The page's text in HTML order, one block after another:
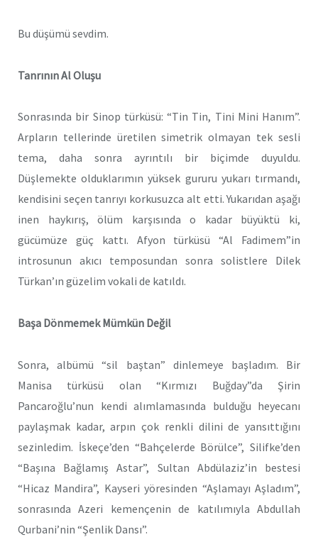
Bu düşümü sevdim.
Tanrının Al Oluşu
Sonrasında bir Sinop türküsü: “Tin Tin, Tini Mini Hanım”.
Arpların tellerinde üretilen simetrik olmayan tek sesli
tema, daha sonra ayrıntılı bir biçimde duyuldu.
Düşlemekte olduklarımın yüksek gururu yukarı tırmandı,
kendisini seçen tanrıyı korkusuzca alt etti. Yukarıdan aşağı
inen haykırış, ölüm karşısında o kadar büyüktü ki,
gücümüze güç kattı. Afyon türküsü “Al Fadimem”in
introsunun akıcı temposundan sonra solistlere Dilek
Türkan’ın güzelim vokali de katıldı.
Başa Dönmemek Mümkün Değil
Sonra, albümü “sil baştan” dinlemeye başladım. Bir
Manisa türküsü olan “Kırmızı Buğday”da Şirin
Pancaroğlu’nun kendi alımlamasında bulduğu heyecanı
paylaşmak kadar, arpın çok renkli dilini de yansıttığını
sezinledim. İskeçe’den “Bahçelerde Börülce”, Silifke’den
“Başına Bağlamış Astar”, Sultan Abdülaziz’in bestesi
“Hicaz Mandira”, Kayseri yöresinden “Aşlamayı Aşladım”,
sonrasında Azeri kemençenin de katılımıyla Abdullah
Qurbani’nin “Şenlik Dansı”.